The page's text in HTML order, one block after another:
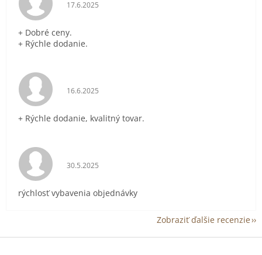
17.6.2025
+ Dobré ceny.
+ Rýchle dodanie.
Hodnotenie obchodu je 5 z 5 hviezdičiek.
16.6.2025
+ Rýchle dodanie, kvalitný tovar.
Hodnotenie obchodu je 5 z 5 hviezdičiek.
30.5.2025
rýchlosť vybavenia objednávky
Zobraziť ďalšie recenzie
Z